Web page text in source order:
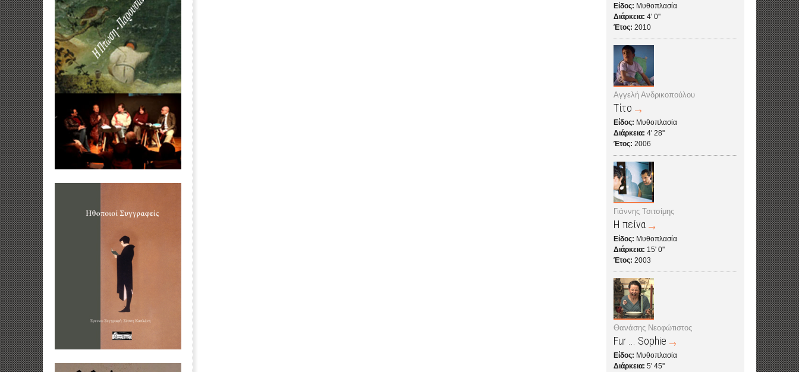
Είδος: Μυθοπλασία
Διάρκεια: 4' 0''
Έτος: 2010
Αγγελή Ανδρικοπούλου
Τίτο
Είδος: Μυθοπλασία
Διάρκεια: 4' 28''
Έτος: 2006
Γιάννης Τσιτσίμης
Η πείνα
Είδος: Μυθοπλασία
Διάρκεια: 15' 0''
Έτος: 2003
Θανάσης Νεοφώτιστος
Fur ... Sophie
Είδος: Μυθοπλασία
Διάρκεια: 5' 45''